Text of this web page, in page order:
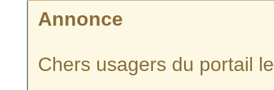
Annonce
Chers usagers du portail